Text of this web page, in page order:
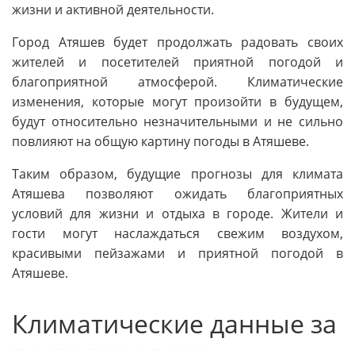
жизни и активной деятельности.
Город Атяшев будет продолжать радовать своих
жителей и посетителей приятной погодой и
благоприятной атмосферой. Климатические
изменения, которые могут произойти в будущем,
будут относительно незначительными и не сильно
повлияют на общую картину погоды в Атяшеве.
Таким образом, будущие прогнозы для климата
Атяшева позволяют ожидать благоприятных
условий для жизни и отдыха в городе. Жители и
гости могут наслаждаться свежим воздухом,
красивыми пейзажами и приятной погодой в
Атяшеве.
Климатические данные за